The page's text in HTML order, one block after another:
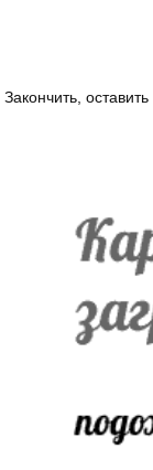
Закончить,